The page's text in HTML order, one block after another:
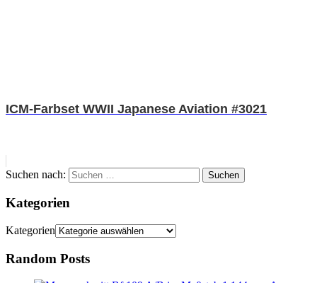
ICM-Farbset WWII Japanese Aviation #3021
Suchen nach: Suchen
Kategorien
Kategorien
Random Posts